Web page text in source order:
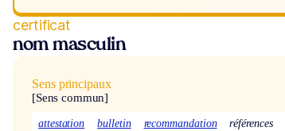
certificat
nom masculin
Sens principaux
[Sens commun]
attestation bulletin recommandation références